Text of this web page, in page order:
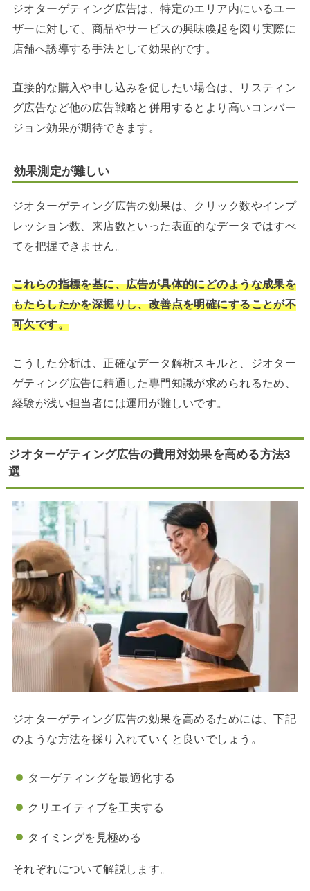
ジオターゲティング広告は、特定のエリア内にいるユー
ザーに対して、商品やサービスの興味喚起を図り実際に
店舗へ誘導する手法として効果的です。
直接的な購入や申し込みを促したい場合は、リスティン
グ広告など他の広告戦略と併用するとより高いコンバー
ジョン効果が期待できます。
効果測定が難しい
ジオターゲティング広告の効果は、クリック数やインプ
レッション数、来店数といった表面的なデータではすべ
てを把握できません。
これらの指標を基に、広告が具体的にどのような成果を
もたらしたかを深掘りし、改善点を明確にすることが不
可欠です。
こうした分析は、正確なデータ解析スキルと、ジオター
ゲティング広告に精通した専門知識が求められるため、
経験が浅い担当者には運用が難しいです。
ジオターゲティング広告の費用対効果を高める方法3
選
ジオターゲティング広告の効果を高めるためには、下記
のような方法を採り入れていくと良いでしょう。
ターゲティングを最適化する
クリエイティブを工夫する
タイミングを見極める
それぞれについて解説します。